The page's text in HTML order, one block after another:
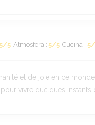
5/5 Atmosfera : 5/5 Cucina : 5/
et de joie en ce
vivre quelques instants